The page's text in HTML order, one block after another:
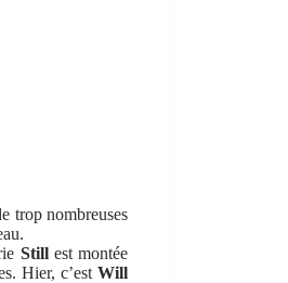
trop nombreuses
Stillest montée
Hier, c’est Will